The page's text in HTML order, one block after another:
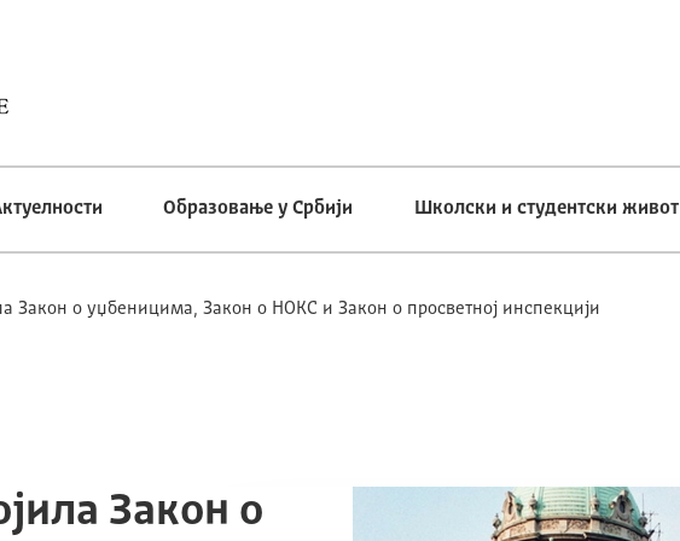
Образовање у Србији Школски и студентски живот
Закон о уџбеницима, Закон о НОКС и Закон о просветној инспекцији
Закон о